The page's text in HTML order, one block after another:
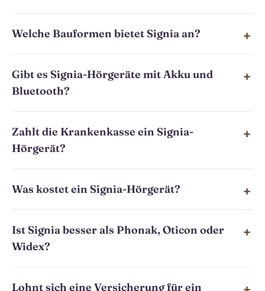
Welche Bauformen bietet Signia an?
Gibt es Signia-Hörgeräte mit Akku und
Bluetooth?
Zahlt die Krankenkasse ein Signia-
Hörgerät?
Was kostet ein Signia-Hörgerät?
Ist Signia besser als Phonak, Oticon oder
Widex?
Lohnt sich eine Versicherung für ein